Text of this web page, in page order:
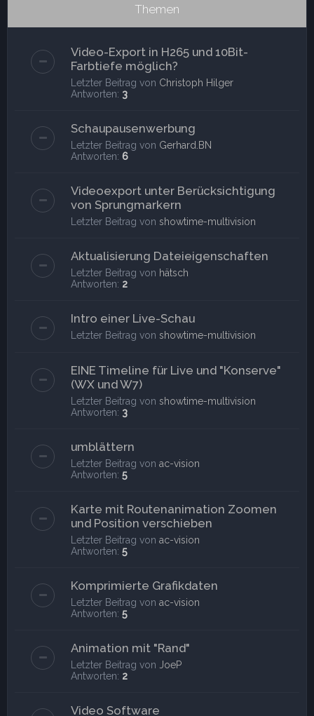
Themen
Video-Export in H265 und 10Bit-
Farbtiefe möglich?
Letzter Beitrag von Christoph Hilger
Antworten: 3
Schaupausenwerbung
Letzter Beitrag von Gerhard.BN
Antworten: 6
Videoexport unter Berücksichtigung
von Sprungmarkern
Letzter Beitrag von showtime-multivision
Aktualisierung Dateieigenschaften
Letzter Beitrag von hätsch
Antworten: 2
Intro einer Live-Schau
Letzter Beitrag von showtime-multivision
EINE Timeline für Live und "Konserve"
(WX und W7)
Letzter Beitrag von showtime-multivision
Antworten: 3
umblättern
Letzter Beitrag von ac-vision
Antworten: 5
Karte mit Routenanimation Zoomen
und Position verschieben
Letzter Beitrag von ac-vision
Antworten: 5
Komprimierte Grafikdaten
Letzter Beitrag von ac-vision
Antworten: 5
Animation mit "Rand"
Letzter Beitrag von JoeP
Antworten: 2
Video Software